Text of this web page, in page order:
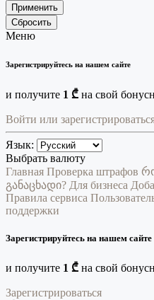
Применить
Сбросить
Меню
Зарегистрируйтесь на нашем сайте
и получите 1 ₾ на свой
Войти или
Язык:
Выбрать валюту
Главная Проверка штрафов
განაცხადი? Для бизнеса
Правила сервиса
поддержки
Зарегистрируйтесь на нашем сайте
и получите 1 ₾ на свой
Зарегистрироваться